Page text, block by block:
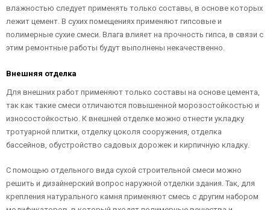
влажностью следует применять только составы, в основе которых
лежит цемент. В сухих помещениях применяют гипсовые и
полимерные сухие смеси. Влага влияет на прочность гипса, в связи с
этим ремонтные работы будут выполнены некачественно.
Внешняя отделка
Для внешних работ применяют только составы на основе цемента,
так как такие смеси отличаются повышенной морозостойкостью и
износостойкостью. К внешней отделке можно отнести укладку
тротуарной плитки, отделку цоколя сооружения, отделка
бассейнов, обустройство садовых дорожек и кирпичную кладку.
С помощью отдельного вида сухой строительной смеси можно
решить и дизайнерский вопрос наружной отделки здания. Так, для
крепления натурального камня применяют смесь с другим набором